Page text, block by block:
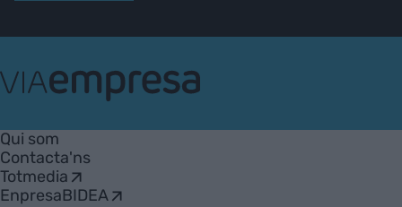
Empresa
Qui som
Contacta'ns
Totmedia
EnpresaBIDEA